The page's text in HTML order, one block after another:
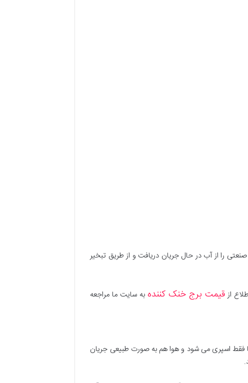
را از آب در حال جریان دریافت و از طریق تبخیر
ازقیمت برج خنک کنندهبه سایت ما مراجعه
فقط اسپری می شود و هوا هم به صورت طبیعی جریان